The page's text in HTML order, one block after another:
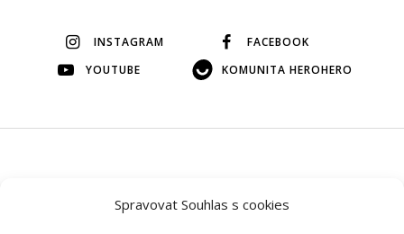
Spravovat Souhlas s cookies
INSTAGRAM
FACEBOOK
YOUTUBE
KOMUNITA HEROHERO
svolení si ho prosím nepůjčujte.